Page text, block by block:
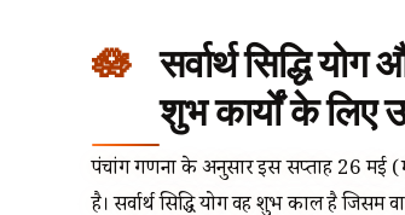
सर्वार्थ सिद्धि
शुभ कार्यों के लिए
पंचांग गणना के अनुसार इस सप्ताह 26 मई
है। सर्वार्थ सिद्धि योग वह शुभ काल है